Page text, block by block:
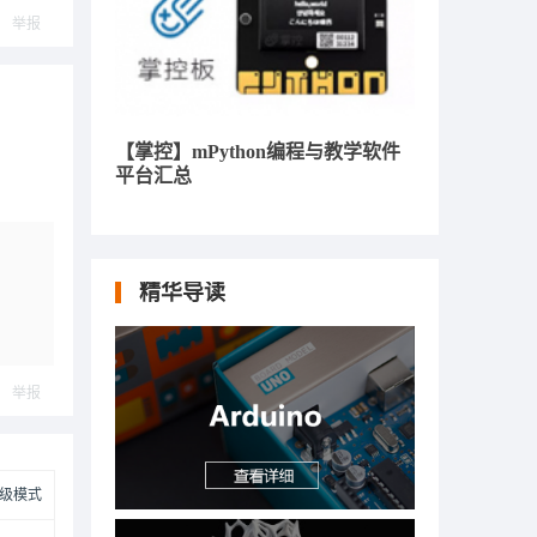
举报
举报
模式
【掌控】mPython编程与教学软件
平台汇总
精华导读